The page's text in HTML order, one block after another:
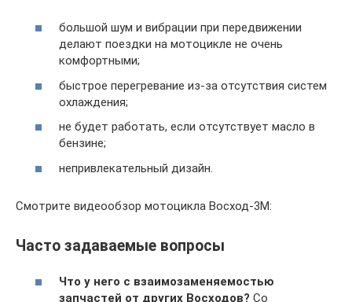
большой шум и вибрации при передвижении
делают поездки на мотоцикле не очень
комфортными;
быстрое перегревание из-за отсутствия систем
охлаждения;
не будет работать, если отсутствует масло в
бензине;
непривлекательный дизайн.
Смотрите видеообзор мотоцикла Восход-3М:
Часто задаваемые вопросы​
Что у него с взаимозаменяемостью
запчастей от других Восходов? Со